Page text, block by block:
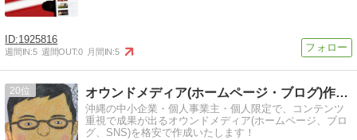
1925816
週間IN:5 週間OUT:0 月間IN:5
20 オウンドメディア(ホームページ・ブログ)作成は Web沖縄
沖縄の中小企業・個人事業主・個人限定で、コンテンツ
重視で成果が出るオウンドメディア(ホームページ、ブロ
グ、SNS)を格安で作成いたします！